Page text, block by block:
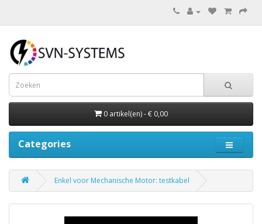
0 artikel(en) - € 0,00
Categories
Enkel voor Mechanische Motor: testkabel